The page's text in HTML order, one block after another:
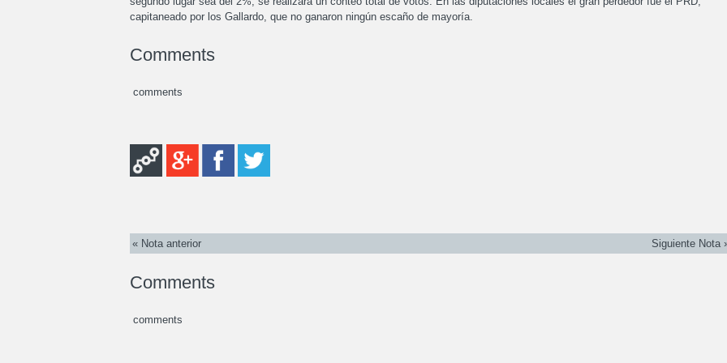
capitaneado por los Gallardo, que no ganaron ningún escaño de mayoría.
Comments
comments
« Nota anterior Siguiente Nota
Comments
comments